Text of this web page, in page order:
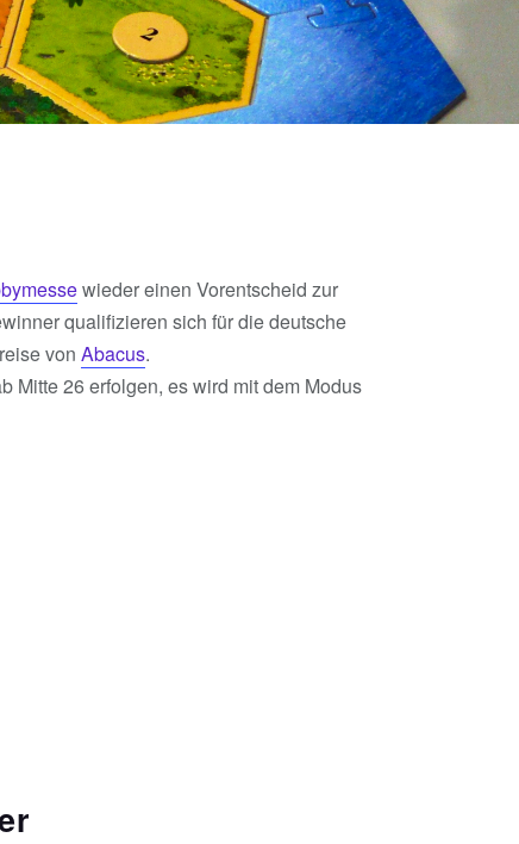
wieder einen Vorentscheid zur
qualifizieren sich für die deutsche
von Abacus.
Mitte 26 erfolgen, es wird mit dem Modus